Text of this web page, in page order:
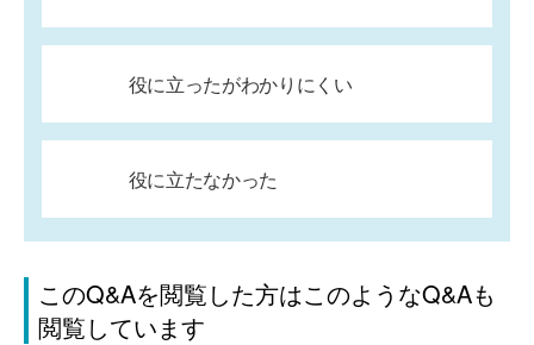
役に立ったがわかりにくい
役に立たなかった
このQ&Aを閲覧した方はこのようなQ&Aも
閲覧しています